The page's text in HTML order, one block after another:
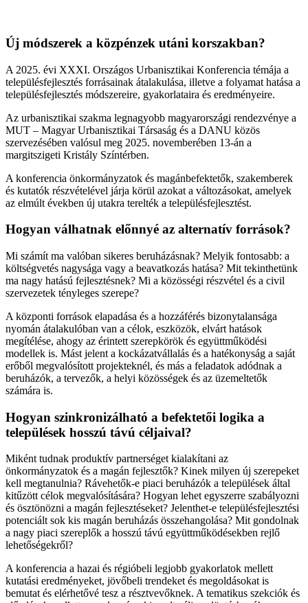
Új módszerek a közpénzek utáni korszakban?
A 2025. évi XXXI. Országos Urbanisztikai Konferencia témája a
településfejlesztés forrásainak átalakulása, illetve a folyamat hatása a
településfejlesztés módszereire, gyakorlataira és eredményeire.
Az urbanisztikai szakma legnagyobb magyarországi rendezvénye a
MUT – Magyar Urbanisztikai Társaság és a DANU közös
szervezésében valósul meg 2025. novemberében 13-án a
margitszigeti Kristály Színtérben.
A konferencia önkormányzatok és magánbefektetők, szakemberek
és kutatók részvételével járja körül azokat a változásokat, amelyek
az elmúlt években új utakra terelték a településfejlesztést.
Hogyan válhatnak előnnyé az alternatív források?
Mi számít ma valóban sikeres beruházásnak? Melyik fontosabb: a
költségvetés nagysága vagy a beavatkozás hatása? Mit tekinthetünk
ma nagy hatású fejlesztésnek? Mi a közösségi részvétel és a civil
szervezetek tényleges szerepe?
A központi források elapadása és a hozzáférés bizonytalansága
nyomán átalakulóban van a célok, eszközök, elvárt hatások
megítélése, ahogy az érintett szerepkörök és együttműködési
modellek is. Mást jelent a kockázatvállalás és a hatékonyság a saját
erőből megvalósított projekteknél, és más a feladatok adódnak a
beruházók, a tervezők, a helyi közösségek és az üzemeltetők
számára is.
Hogyan szinkronizálható a befektetői logika a
települések hosszú távú céljaival?
Miként tudnak produktív partnerséget kialakítani az
önkormányzatok és a magán fejlesztők? Kinek milyen új szerepeket
kell megtanulnia? Rávehetők-e piaci beruházók a települések által
kitűzött célok megvalósítására? Hogyan lehet egyszerre szabályozni
és ösztönözni a magán fejlesztéseket? Jelenthet-e településfejlesztési
potenciált sok kis magán beruházás összehangolása? Mit gondolnak
a nagy piaci szereplők a hosszú távú együttműködésekben rejlő
lehetőségekről?
A konferencia a hazai és régióbeli legjobb gyakorlatok mellett
kutatási eredményeket, jövőbeli trendeket és megoldásokat is
bemutat és elérhetővé tesz a résztvevőknek. A tematikus szekciók és